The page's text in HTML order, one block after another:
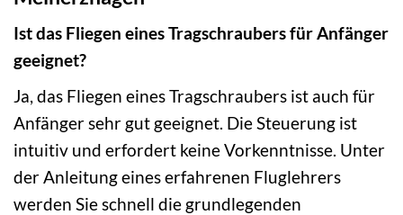
Ist das Fliegen eines Tragschraubers für Anfänger
geeignet?
Ja, das Fliegen eines Tragschraubers ist auch für
Anfänger sehr gut geeignet. Die Steuerung ist
intuitiv und erfordert keine Vorkenntnisse. Unter
der Anleitung eines erfahrenen Fluglehrers
werden Sie schnell die grundlegenden